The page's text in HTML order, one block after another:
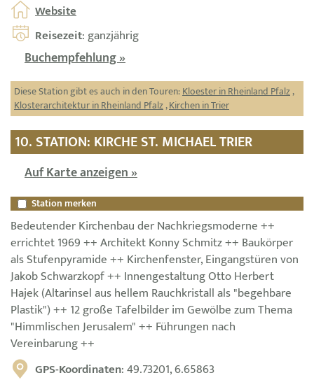
Website
Reisezeit: ganzjährig
Buchempfehlung »
Diese Station gibt es auch in den Touren:Kloester in Rheinland Pfalz,
Klosterarchitektur in Rheinland Pfalz,Kirchen in Trier
10. STATION: KIRCHE ST. MICHAEL TRIER
Auf Karte anzeigen »
Station merken
Bedeutender Kirchenbau der Nachkriegsmoderne ++
errichtet 1969 ++ Architekt Konny Schmitz ++ Baukörper
als Stufenpyramide ++ Kirchenfenster, Eingangstüren von
Jakob Schwarzkopf ++ Innengestaltung Otto Herbert
Hajek (Altarinsel aus hellem Rauchkristall als "begehbare
Plastik") ++ 12 große Tafelbilder im Gewölbe zum Thema
"Himmlischen Jerusalem" ++ Führungen nach
Vereinbarung ++
GPS-Koordinaten: 49.73201, 6.65863